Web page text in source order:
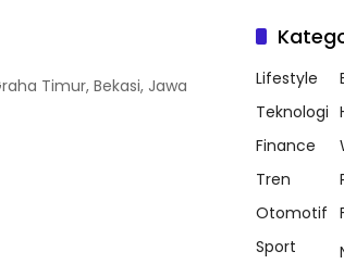
Timur, Bekasi, Jawa
Lifestyle
Teknologi
Finance
Tren
Otomotif
Sport